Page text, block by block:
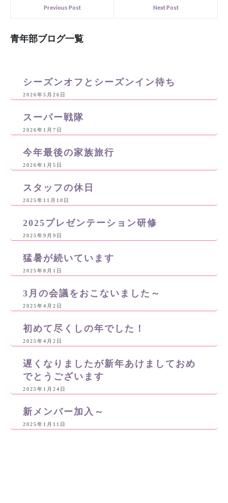
Previous Post Next Post
青年部ブログ一覧
シーズンオフとシーズンイン待ち
2026年5月26日
スーパー戦隊
2026年1月7日
今年最後の家族旅行
2026年1月5日
スタッフの休日
2025年11月10日
2025プレゼンテーション研修
2025年9月9日
猛暑が続いています
2025年8月1日
3月の会議をおこないました～
2025年4月2日
初めて尽くしの年でした！
2025年4月2日
遅くなりましたが新年あけましておめ
でとうございます
2025年1月24日
新メンバー加入～
2025年1月11日